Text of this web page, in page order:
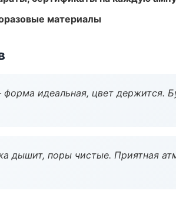
материалы
идеальная, цвет держится.
дышит, поры чистые. Приятная